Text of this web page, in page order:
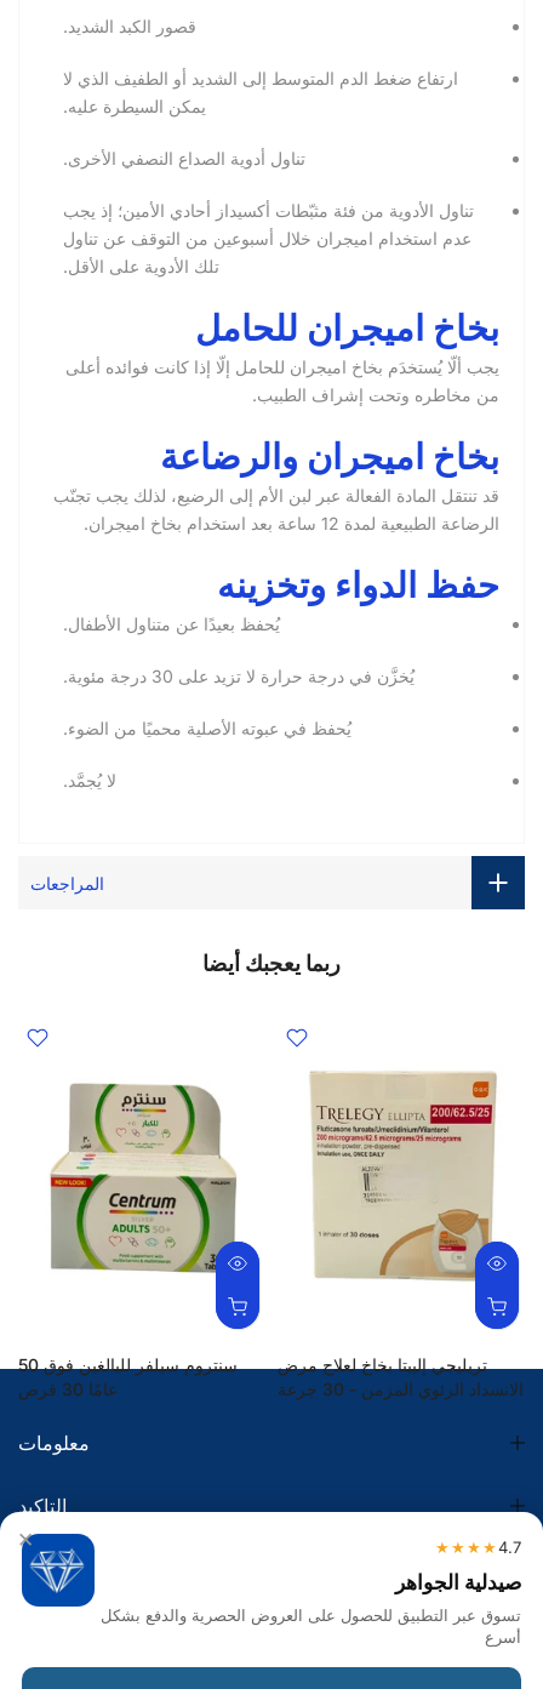
قصور الكبد الشديد.
ارتفاع ضغط الدم المتوسط إلى الشديد أو الطفيف الذي لا
يمكن السيطرة عليه.
تناول أدوية الصداع النصفي الأخرى.
تناول الأدوية من فئة مثبّطات أكسيداز أحادي الأمين؛ إذ يجب
عدم استخدام اميجران خلال أسبوعين من التوقف عن تناول
تلك الأدوية على الأقل.
بخاخ اميجران للحامل
يجب ألّا يُستخدَم بخاخ اميجران للحامل إلّا إذا كانت فوائده أعلى
من مخاطره وتحت إشراف الطبيب.
بخاخ اميجران والرضاعة
قد تنتقل المادة الفعالة عبر لبن الأم إلى الرضيع، لذلك يجب تجنّب
الرضاعة الطبيعية لمدة 12 ساعة بعد استخدام بخاخ اميجران.
حفظ الدواء وتخزينه
يُحفظ بعيدًا عن متناول الأطفال.
يُخزَّن في درجة حرارة لا تزيد على 30 درجة مئوية.
يُحفظ في عبوته الأصلية محميًا من الضوء.
لا يُجمَّد.
المراجعات
ربما يعجبك أيضا
سنتروم سيلفر للبالغين فوق 50
عامًا 30 قرص
تريليجي إليبتا بخاخ لعلاج مرض
الانسداد الرئوي المزمن - 30 جرعة
معلومات
التاكيد
الضريبة
تواصل معنا
× 4.7
★★★★
صيدلية الجواهر
تسوق عبر التطبيق للحصول على العروض الحصرية والدفع بشكل
أسرع